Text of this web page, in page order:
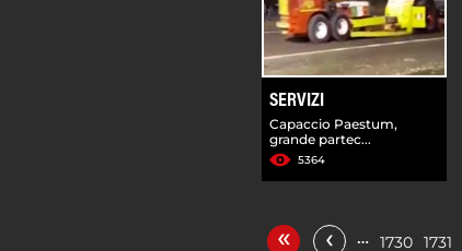
SERVIZI
Capaccio Paestum,
grande partec...
5364
« ‹ … 1730 1731